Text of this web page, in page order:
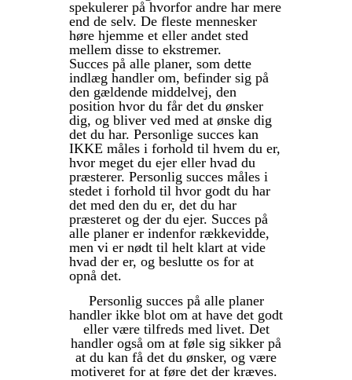
spekulerer på hvorfor andre har mere
end de selv. De fleste mennesker
høre hjemme et eller andet sted
mellem disse to ekstremer.
Succes på alle planer, som dette
indlæg handler om, befinder sig på
den gældende middelvej, den
position hvor du får det du ønsker
dig, og bliver ved med at ønske dig
det du har. Personlige succes kan
IKKE måles i forhold til hvem du er,
hvor meget du ejer eller hvad du
præsterer. Personlig succes måles i
stedet i forhold til hvor godt du har
det med den du er, det du har
præsteret og der du ejer. Succes på
alle planer er indenfor rækkevidde,
men vi er nødt til helt klart at vide
hvad der er, og beslutte os for at
opnå det.
Personlig succes på alle planer
handler ikke blot om at have det godt
eller være tilfreds med livet. Det
handler også om at føle sig sikker på
at du kan få det du ønsker, og være
motiveret for at føre det der kræves.